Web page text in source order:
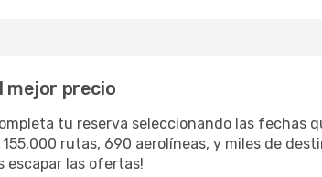
mejor precio
tu reserva seleccionando las fechas
rutas, 690 aerolíneas, y miles de
escapar las ofertas!